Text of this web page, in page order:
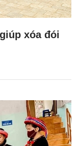
xóa đói